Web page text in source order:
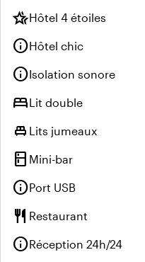
hotel_classHôtel 4 étoiles
infoHôtel chic
infoIsolation sonore
bedLit double
single_bed Lits jumeaux
kitchen Mini-bar
infoPort USB
restaurant Restaurant
infoRéception 24h/24